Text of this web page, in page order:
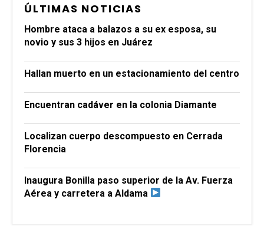
ÚLTIMAS NOTICIAS
Hombre ataca a balazos a su ex esposa, su
novio y sus 3 hijos en Juárez
Hallan muerto en un estacionamiento del centro
Encuentran cadáver en la colonia Diamante
Localizan cuerpo descompuesto en Cerrada
Florencia
Inaugura Bonilla paso superior de la Av. Fuerza
Aérea y carretera a Aldama